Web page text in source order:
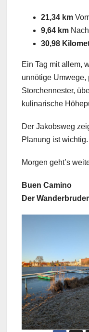
21,34 km
9,64 km
30,98
Ein Tag mit allem,
unnötige Umwege,
Storchennester,
kulinarische
Der Jakobsweg
Planung ist
Morgen geht’s
Buen Camino
Der Wanderbruder